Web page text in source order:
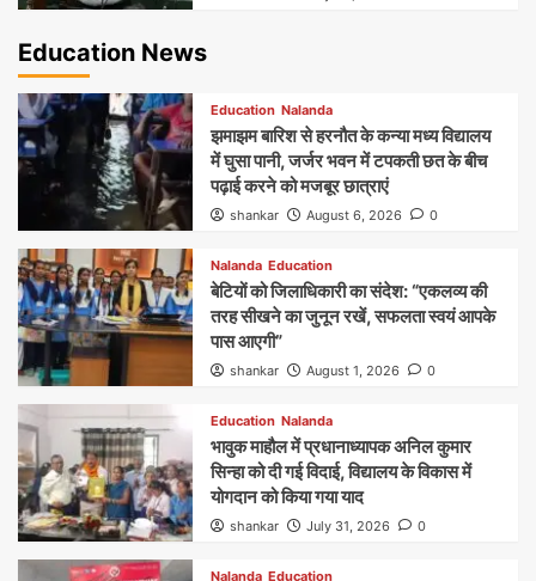
Education News
Education Nalanda
झमाझम बारिश से हरनौत के कन्या मध्य विद्यालय
में घुसा पानी, जर्जर भवन में टपकती छत के बीच
पढ़ाई करने को मजबूर छात्राएं
shankar August 6, 2026 0
Nalanda Education
बेटियों को जिलाधिकारी का संदेश: “एकलव्य की
तरह सीखने का जुनून रखें, सफलता स्वयं आपके
पास आएगी”
shankar August 1, 2026 0
Education Nalanda
भावुक माहौल में प्रधानाध्यापक अनिल कुमार
सिन्हा को दी गई विदाई, विद्यालय के विकास में
योगदान को किया गया याद
shankar July 31, 2026 0
Nalanda Education